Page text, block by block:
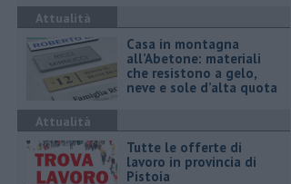
Attualità
Casa in montagna
all’Abetone: materiali
che resistono a gelo,
neve e sole d’alta quota
Attualità
​Tutte le offerte di
lavoro in provincia di
Pistoia